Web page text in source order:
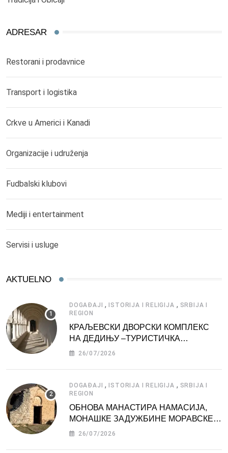
ADRESAR
Restorani i prodavnice
Transport i logistika
Crkve u Americi i Kanadi
Organizacije i udruženja
Fudbalski klubovi
Mediji i entertainment
Servisi i usluge
AKTUELNO
DOGAĐAJI ,ISTORIJA I RELIGIJA , SRBIJA I
REGION
КРАЉЕВСКИ ДВОРСКИ КОМПЛЕКС
НА ДЕДИЊУ –ТУРИСТИЧКА
АТРАКЦИЈА
26/07/2026
DOGAĐAJI ,ISTORIJA I RELIGIJA , SRBIJA I
REGION
ОБНОВА МАНАСТИРА НАМАСИЈА,
МОНАШКЕ ЗАДУЖБИНЕ МОРАВСКЕ
СРБИЈЕ
26/07/2026